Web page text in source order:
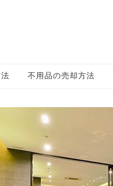
不用品の売却方法